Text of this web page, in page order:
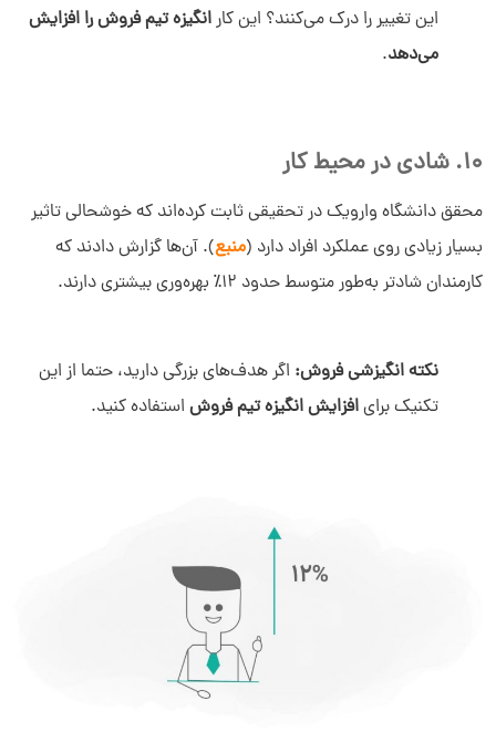
این تغییر را درک می‌کنند؟ این کارانگیزه تیم فروش را افزایش
می‌دهد.
10. شادی در محیط کار
محقق دانشگاه وارویک در تحقیقی ثابت کرده‌اند که خوشحالی تاثیر
بسیار زیادی روی عملکرد افراد دارد (منبع). آن‌ها گزارش دادند که
کارمندان شادتر به‌طور متوسط حدود 12٪ بهره‌وری بیشتری دارند.
نکته انگیزشی فروش: اگر هدف‌های بزرگی دارید، حتما از این
تکنیک برایافزایش انگیزه تیم فروش استفاده کنید.